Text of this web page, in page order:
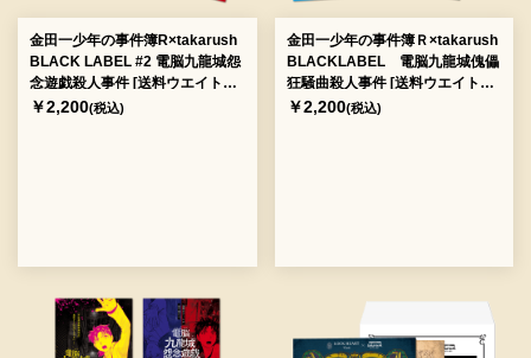
金田一少年の事件簿R×takarush
BLACK LABEL #2 電脳九龍城怨
念遊戯殺人事件 [送料ウエイト：
3]
￥2,200(税込)
金田一少年の事件簿Ｒ×takarush
BLACKLABEL 電脳九龍城傀儡
狂騒曲殺人事件 [送料ウエイト：
3]
￥2,200(税込)